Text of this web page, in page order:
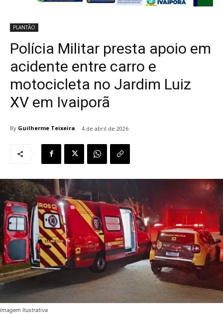
PLANTÃO
Polícia Militar presta apoio em
acidente entre carro e
motocicleta no Jardim Luiz
XV em Ivaiporã
By Guilherme Teixeira 4 de abril de 2026
Imagem Ilustrativa